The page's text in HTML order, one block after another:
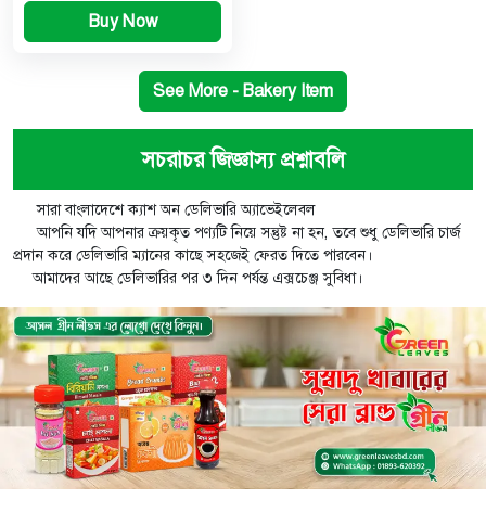
Buy Now
See More - Bakery Item
সচরাচর জিজ্ঞাস্য প্রশ্নাবলি
সারা বাংলাদেশে ক্যাশ অন ডেলিভারি অ্যাভেইলেবল
আপনি যদি আপনার ক্রয়কৃত পণ্যটি নিয়ে সন্তুষ্ট না হন, তবে শুধু ডেলিভারি চার্জ
প্রদান করে ডেলিভারি ম্যানের কাছে সহজেই ফেরত দিতে পারবেন।
আমাদের আছে ডেলিভারির পর ৩ দিন পর্যন্ত এক্সচেঞ্জ সুবিধা।